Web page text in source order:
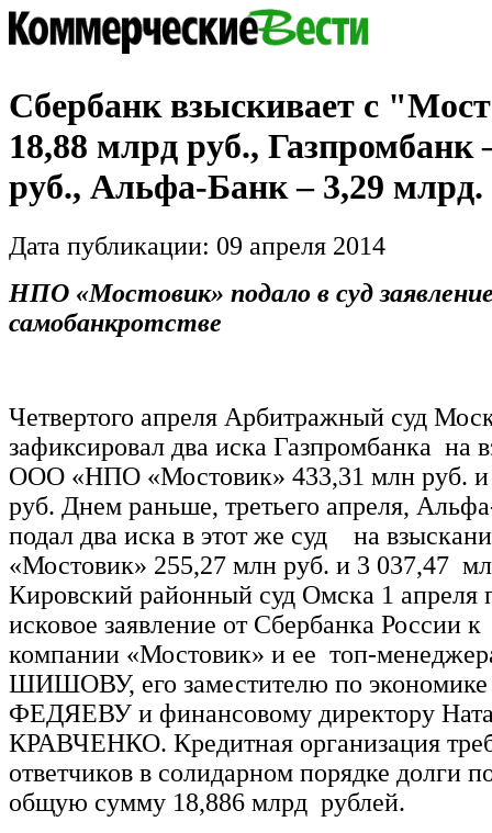
Сбербанк взыскивает с
18,88 млрд руб., Газпромбанк
руб., Альфа-Банк – 3,29 млрд.
Дата публикации: 09 апреля 2014
НПО «Мостовик» подало в суд
самобанкротстве
Четвертого апреля Арбитражный суд
зафиксировал два иска Газпромбанка на
ООО «НПО «Мостовик» 433,31 млн руб. и
руб. Днем раньше, третьего апреля,
подал два иска в этот же суд на
«Мостовик» 255,27 млн руб. и 3 037,47
Кировский районный суд Омска 1 апреля
исковое заявление от Сбербанка России
компании «Мостовик» и ее топ-
ШИШОВУ, его заместителю по
ФЕДЯЕВУ и финансовому директору
КРАВЧЕНКО. Кредитная организация
ответчиков в солидарном порядке долги
общую сумму 18,886 млрд рублей.